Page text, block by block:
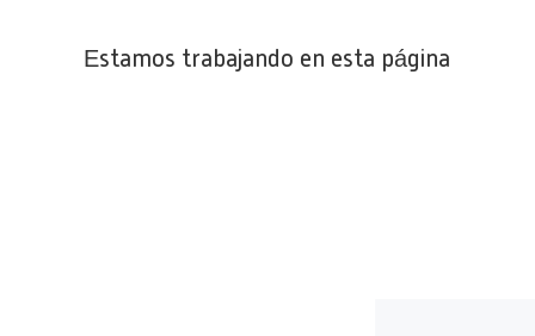
Estamos trabajando en esta página